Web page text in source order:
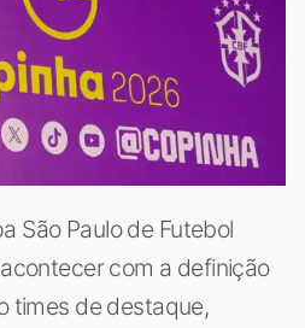
São Paulo de Futebol
com a definição
times de destaque,